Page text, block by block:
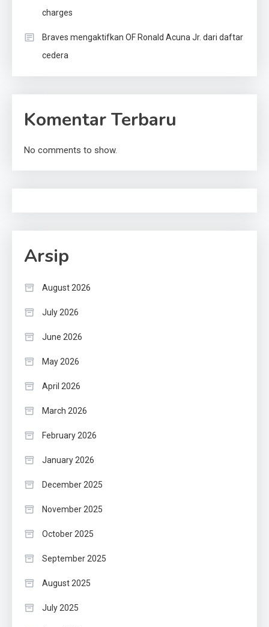
charges
Braves mengaktifkan OF Ronald Acuna Jr. dari daftar
cedera
Komentar Terbaru
No comments to show.
Arsip
August 2026
July 2026
June 2026
May 2026
April 2026
March 2026
February 2026
January 2026
December 2025
November 2025
October 2025
September 2025
August 2025
July 2025